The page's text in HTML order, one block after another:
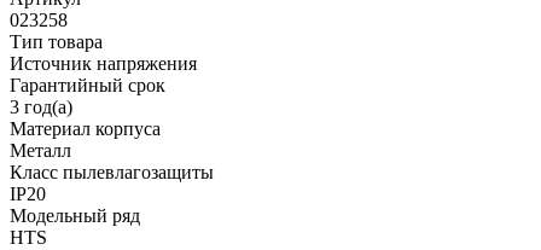
023258
Тип товара
Источник напряжения
Гарантийный срок
3 год(а)
Материал корпуса
Металл
Класс пылевлагозащиты
IP20
Модельный ряд
HTS